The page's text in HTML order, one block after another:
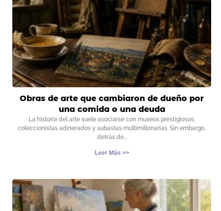
Obras de arte que cambiaron de dueño por
una comida o una deuda
La historia del arte suele asociarse con museos prestigiosos,
coleccionistas adinerados y subastas multimillonarias. Sin embargo,
detrás de
Leer Más >>